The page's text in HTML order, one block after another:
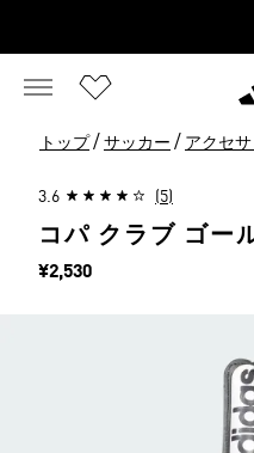
トップ / サッカー / アクセ
3.6 (5)
コパ クラブ ゴー
価格
¥2,530